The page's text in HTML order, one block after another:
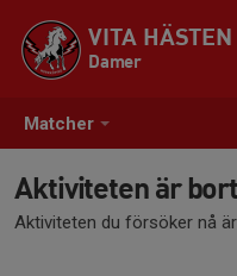
Matcher
VITA HÄSTEN
Damer
Aktiviteten är
Aktiviteten du försöker nå